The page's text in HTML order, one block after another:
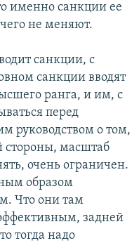
именно санкции ее
не меняют.
санкции, с
санкции вводят
ранга, и им, с
перед
руководством о том,
стороны, масштаб
очень ограничен.
образом
Что они там
задней
тогда надо